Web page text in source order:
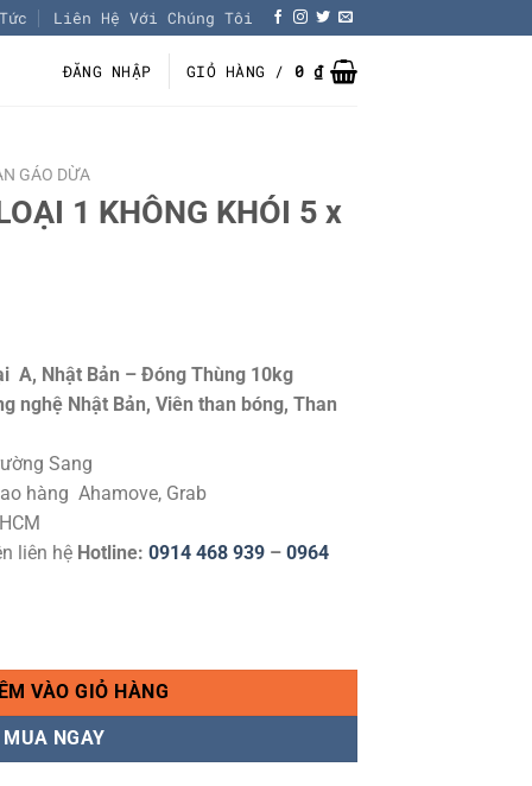
Liên Hệ Với Chúng Tôi
ĐĂNG NHẬP GIỎ HÀNG / 0₫
GÁO DỪA
1 KHÔNG KHÓI 5 x
A, Nhật Bản – Đóng Thùng 10kg
nghệ Nhật Bản, Viên than bóng, Than
Sang
hàng Ahamove, Grab
liên hệ Hotline: 0914 468 939 – 0964
5 x 5cm. số lượng
VÀO GIỎ HÀNG
MUA NGAY